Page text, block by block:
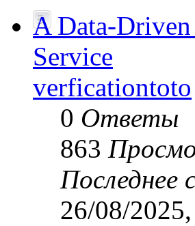
A Data-
Service
verficationtoto
0 Ответы
863
Последнее
26/08/